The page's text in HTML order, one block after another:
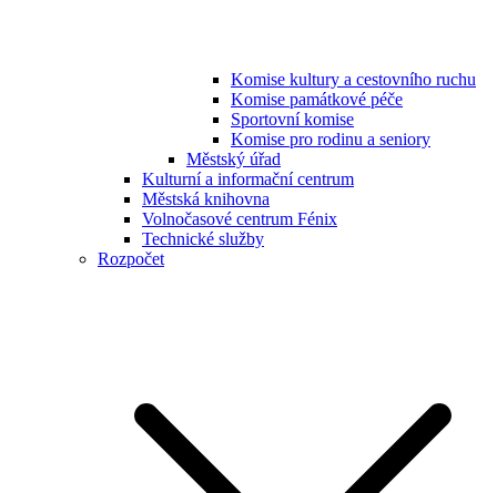
Komise kultury a cestovního ruchu
Komise památkové péče
Sportovní komise
Komise pro rodinu a seniory
Městský úřad
Kulturní a informační centrum
Městská knihovna
Volnočasové centrum Fénix
Technické služby
Rozpočet